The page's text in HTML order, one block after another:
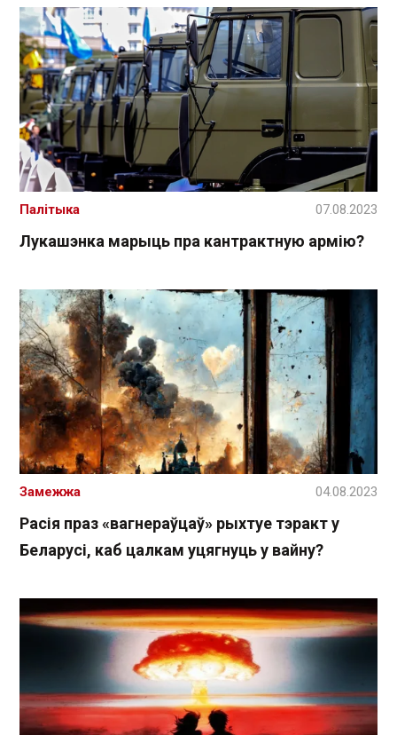
Лукашэнка марыць пра кантрактную армію?
Палітыка 07.08.2023
Расія праз «вагнераўцаў» рыхтуе тэракт у
Беларусі, каб цалкам уцягнуць у вайну?
Замежжа 04.08.2023